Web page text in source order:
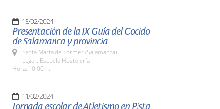
15/02/2024
Presentación de la IX Guía del Cocido
de Salamanca y provincia
Santa Marta de Tormes (Salamanca)
Lugar: Escuela Hostelería
Hora: 10:00 h.
11/02/2024
Jornada escolar de Atletismo en Pista